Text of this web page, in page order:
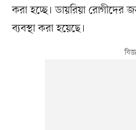
করা হচ্ছে। ডায়রিয়া
ব্যবস্থা করা হয়েছে।